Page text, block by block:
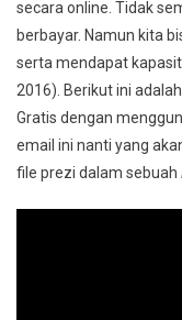
secara online. Tidak
berbayar. Namun kita
serta mendapat
2016). Berikut ini
Gratis dengan
email ini nanti yang
file prezi dalam sebuah